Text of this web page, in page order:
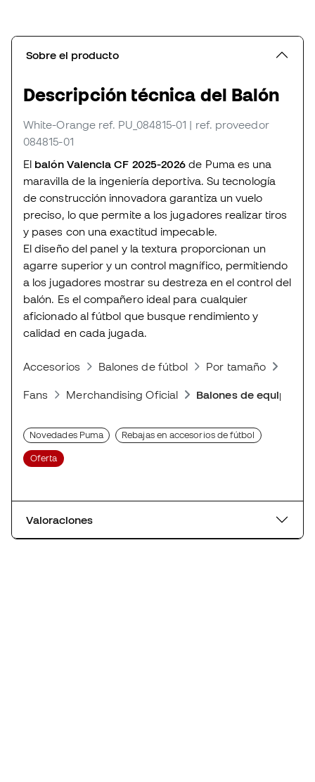
Sobre el producto
Descripción técnica del Balón
White-Orange ref. PU_084815-01 | ref. proveedor
084815-01
El balón Valencia CF 2025-2026 de Puma es una
maravilla de la ingeniería deportiva. Su tecnología
de construcción innovadora garantiza un vuelo
preciso, lo que permite a los jugadores realizar tiros
y pases con una exactitud impecable.
El diseño del panel y la textura proporcionan un
agarre superior y un control magnífico, permitiendo
a los jugadores mostrar su destreza en el control del
balón. Es el compañero ideal para cualquier
aficionado al fútbol que busque rendimiento y
calidad en cada jugada.
Accesorios Balones de fútbol Por tamaño
Fans Merchandising Oficial Balones de equipos
Novedades Puma Rebajas en accesorios de fútbol
Oferta
Valoraciones